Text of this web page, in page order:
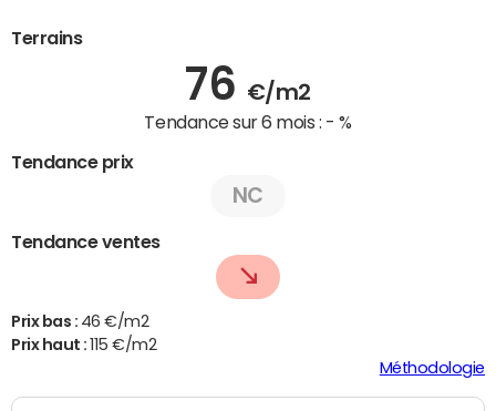
Terrains
76 €/m2
Tendance sur 6 mois : - %
Tendance prix
NC
Tendance ventes
Prix bas : 46 €/m2
Prix haut :
115 €/m2
Méthodologie